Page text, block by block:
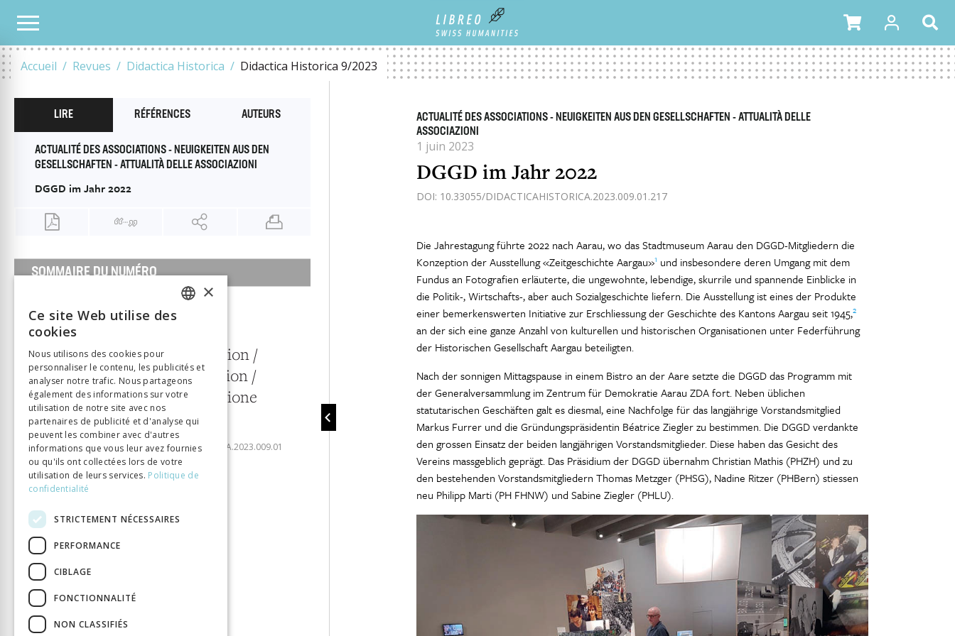
Accueil Revues Didactica Historica Didactica Historica 9/2023
TOUS LES NUMÉROS TECHNIQUE ET INNOVATION / TECHNIK UND INNOVATION / TECNOLOGIA E INNOVAZIONE DGGD IM JAHR 2022
ACTUALITÉ DES ASSOCIATIONS - NEUIGKEITEN AUS DEN GESELLSCHAFTEN - ATTUALITÀ DELLE
ASSOCIAZIONI
1 juin 2023
DGGD im Jahr 2022
DOI: 10.33055/DIDACTICAHISTORICA.2023.009.01.217
Die Jahrestagung führte 2022 nach Aarau, wo das Stadtmuseum Aarau den DGGD-Mitgliedern die
Konzeption der Ausstellung «Zeitgeschichte Aargau»1 und insbesondere deren Umgang mit dem
Fundus an Fotografien erläuterte, die ungewohnte, lebendige, skurrile und spannende Einblicke in
die Politik-, Wirtschafts-, aber auch Sozialgeschichte liefern. Die Ausstellung ist eines der Produkte
einer bemerkenswerten Initiative zur Erschliessung der Geschichte des Kantons Aargau seit 1945,2
an der sich eine ganze Anzahl von kulturellen und historischen Organisationen unter Federführung
der Historischen Gesellschaft Aargau beteiligten.
Nach der sonnigen Mittagspause in einem Bistro an der Aare setzte die DGGD das Programm mit
der Generalversammlung im Zentrum für Demokratie Aarau ZDA fort. Neben üblichen
statutarischen Geschäften galt es diesmal, eine Nachfolge für das langjährige Vorstandsmitglied
Markus Furrer und die Gründungspräsidentin Béatrice Ziegler zu bestimmen. Die DGGD verdankte
den grossen Einsatz der beiden langjährigen Vorstandsmitglieder. Diese haben das Gesicht des
Vereins massgeblich geprägt. Das Präsidium der DGGD übernahm Christian Mathis (PHZH) und zu
den bestehenden Vorstandsmitgliedern Thomas Metzger (PHSG), Nadine Ritzer (PHBern) stiessen
neu Philipp Marti (PH FHNW) und Sabine Ziegler (PHLU).
LIRE RÉFÉRENCES AUTEURS
ACTUALITÉ DES ASSOCIATIONS - NEUIGKEITEN AUS DEN
GESELLSCHAFTEN - ATTUALITÀ DELLE ASSOCIAZIONI
DGGD im Jahr 2022
SOMMAIRE DU NUMÉRO
1 juin 2023
Technique et innovation /
Technik und Innovation /
Tecnologia e innovazione
Télécharger le numéro
ISSN:2297-7465
DOI: 10.33055/DIDACTICAHISTORICA.2023.009.01
ÉDITORIAL
Technique et innovation
EDITORIAL
Technik und Innovation
EDITORIALE
ITALIAN
×
Ce site Web utilise des
cookies
Nous utilisons des cookies pour
personnaliser le contenu, les publicités et
analyser notre trafic. Nous partageons
également des informations sur votre
utilisation de notre site avec nos
partenaires de publicité et d'analyse qui
peuvent les combiner avec d'autres
informations que vous leur avez fournies
ou qu'ils ont collectées lors de votre
utilisation de leurs services. Politique de
confidentialité
STRICTEMENT NÉCESSAIRES
PERFORMANCE
CIBLAGE
FONCTIONNALITÉ
NON CLASSIFIÉS